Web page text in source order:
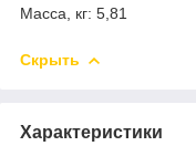
Масса, кг: 5,81
Скрыть
Характеристики